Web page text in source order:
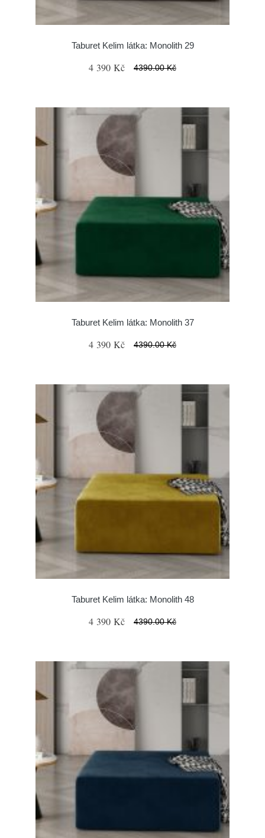
Taburet Kelim látka: Monolith 29
4 390 Kč 4390.00 Kč
Taburet Kelim látka: Monolith 37
4 390 Kč 4390.00 Kč
Taburet Kelim látka: Monolith 48
4 390 Kč 4390.00 Kč